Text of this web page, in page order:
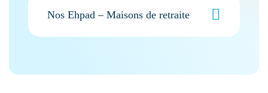
Nos Ehpad – Maisons de retraite